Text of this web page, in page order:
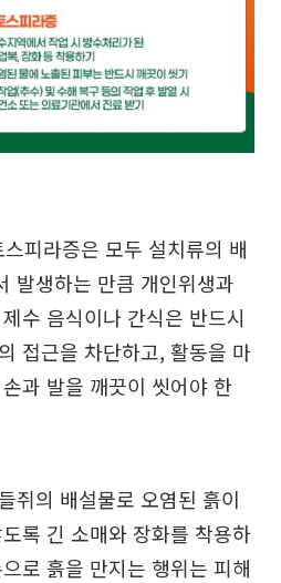
피라증은 모두 설치류의 배
발생하는 만큼 개인위생과
수 음식이나 간식은 반드시
접근을 차단하고, 활동을 마
과 발을 깨끗이 씻어야 한
쥐의 배설물로 오염된 흙이
록 긴 소매와 장화를 착용하
로 흙을 만지는 행위는 피해